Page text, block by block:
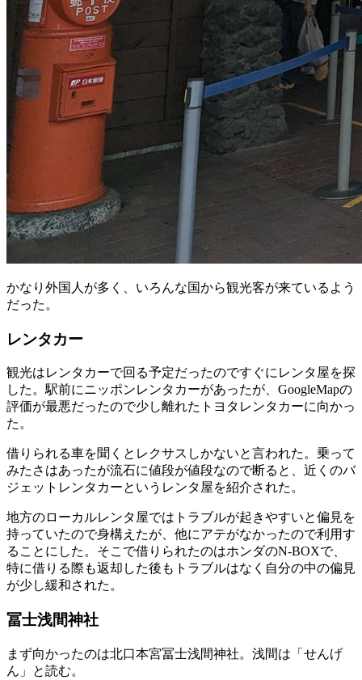
かなり外国人が多く、いろんな国から観光客が来ているよう
だった。
レンタカー
観光はレンタカーで回る予定だったのですぐにレンタ屋を探
した。駅前にニッポンレンタカーがあったが、GoogleMapの
評価が最悪だったので少し離れたトヨタレンタカーに向かっ
た。
借りられる車を聞くとレクサスしかないと言われた。乗って
みたさはあったが流石に値段が値段なので断ると、近くのバ
ジェットレンタカーというレンタ屋を紹介された。
地方のローカルレンタ屋ではトラブルが起きやすいと偏見を
持っていたので身構えたが、他にアテがなかったので利用す
ることにした。そこで借りられたのはホンダのN-BOXで、
特に借りる際も返却した後もトラブルはなく自分の中の偏見
が少し緩和された。
冨士浅間神社
まず向かったのは北口本宮冨士浅間神社。浅間は「せんげ
ん」と読む。